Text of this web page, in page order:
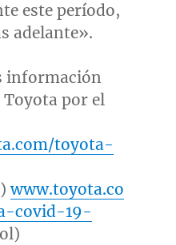
este período,
adelante».
información
Toyota por el
toyota-
www.toyota.co
covid-19-